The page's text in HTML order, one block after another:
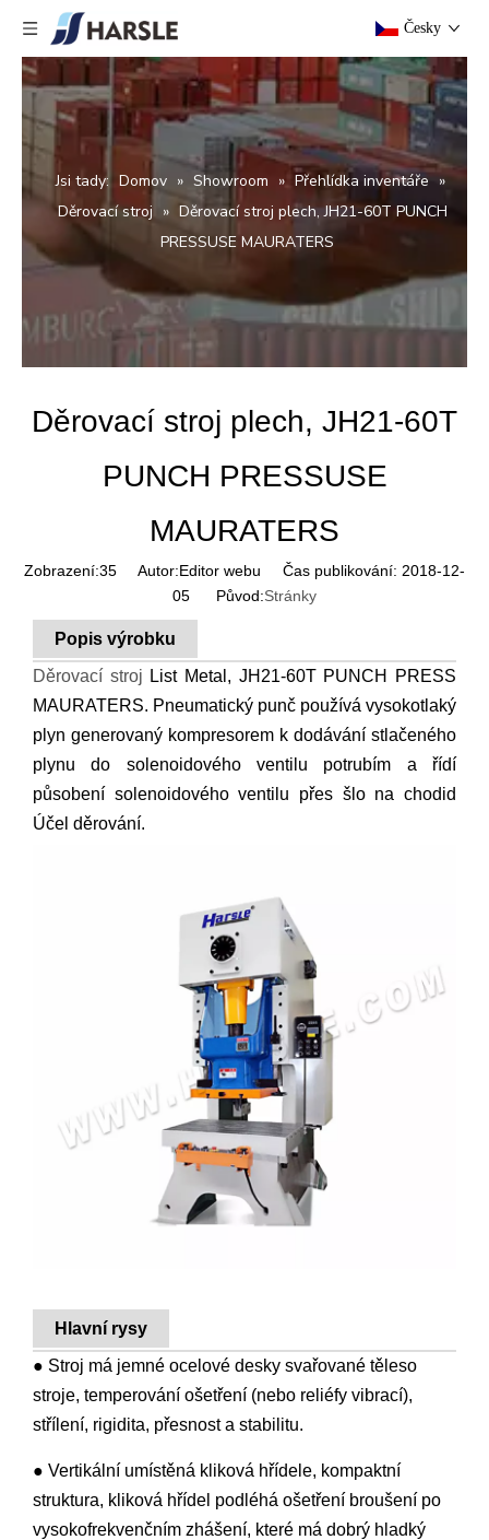
Česky
Jsi tady: Domov » Showroom » Přehlídka inventáře »
Děrovací stroj » Děrovací stroj plech, JH21-60T PUNCH
PRESSUSE MAURATERS
Děrovací stroj plech, JH21-60T
PUNCH PRESSUSE
MAURATERS
Zobrazení:35 Autor:Editor webu Čas publikování: 2018-12-
05 Původ:Stránky
Popis výrobku
Děrovací stroj List Metal, JH21-60T PUNCH PRESS
MAURATERS. Pneumatický punč používá vysokotlaký
plyn generovaný kompresorem k dodávání stlačeného
plynu do solenoidového ventilu potrubím a řídí
působení solenoidového ventilu přes šlo na chodid
Účel děrování.
Hlavní rysy
● Stroj má jemné ocelové desky svařované těleso
stroje, temperování ošetření (nebo reliéfy vibrací),
střílení, rigidita, přesnost a stabilitu.
● Vertikální umístěná kliková hřídele, kompaktní
struktura, kliková hřídel podléhá ošetření broušení po
vysokofrekvenčním zhášení, které má dobrý hladký